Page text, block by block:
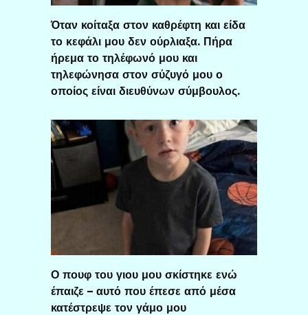
Όταν κοίταξα στον καθρέφτη και είδα
το κεφάλι μου δεν ούρλιαξα. Πήρα
ήρεμα το τηλέφωνό μου και
τηλεφώνησα στον σύζυγό μου ο
οποίος είναι διευθύνων σύμβουλος.
Ο πουφ του γιου μου σκίστηκε ενώ
έπαιζε – αυτό που έπεσε από μέσα
κατέστρεψε τον γάμο μου